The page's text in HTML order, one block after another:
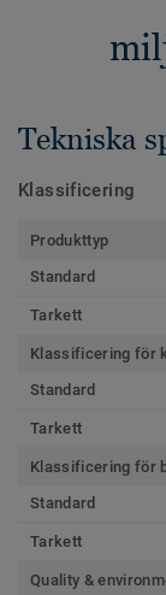
Tekniska
Klassificering
Produkttyp
Standard
Tarkett
Klassificering för
Standard
Tarkett
Klassificering för
Standard
Tarkett
Quality &